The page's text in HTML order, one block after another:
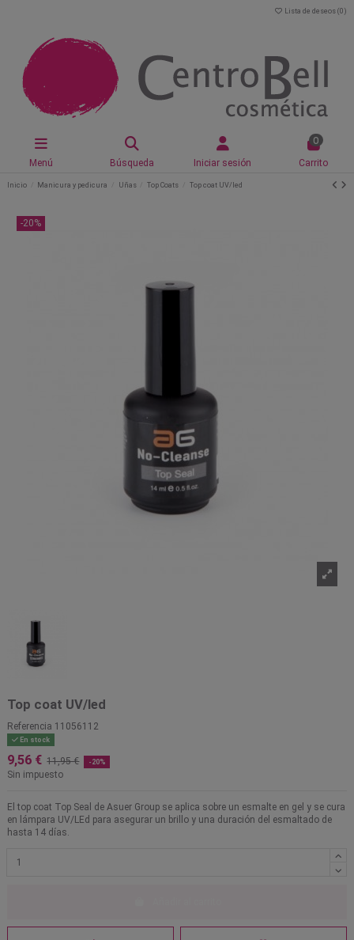
Lista de deseos (0 )
Menú Búsqueda Iniciar sesión
0
Carrito
Inicio Manicura y pedicura Uñas Top Coats Top coat UV/led
-20%
Top coat UV/led
Referencia 11056112
En stock
9,56 € 11,95 € -20%
Sin impuesto
El top coat Top Seal de Asuer Group se aplica sobre un esmalte en gel y se cura
en lámpara UV/LEd para asegurar un brillo y una duración del esmaltado de
hasta 14 días.